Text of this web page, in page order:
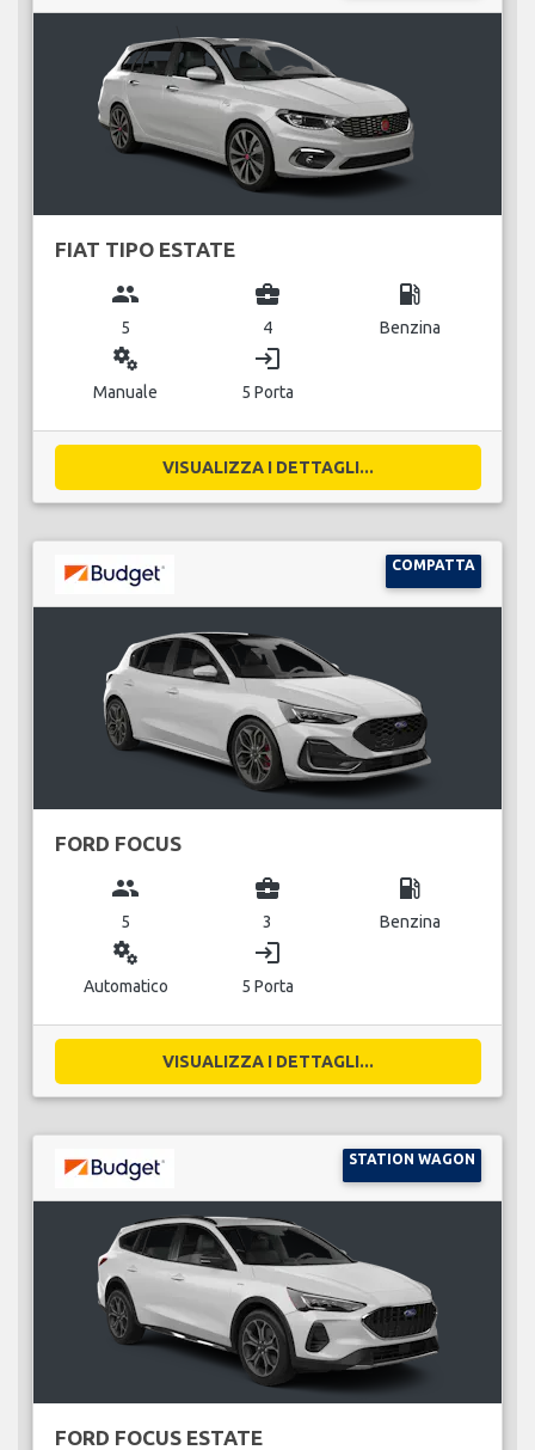
FIAT TIPO ESTATE
group
5
business_center
4
local_gas_station
Benzina
miscellaneous_services
Manuale
login
5 Porta
VISUALIZZA I DETTAGLI...
COMPATTA
FORD FOCUS
group
5
business_center
3
local_gas_station
Benzina
miscellaneous_services
Automatico
login
5 Porta
VISUALIZZA I DETTAGLI...
STATION WAGON
FORD FOCUS ESTATE